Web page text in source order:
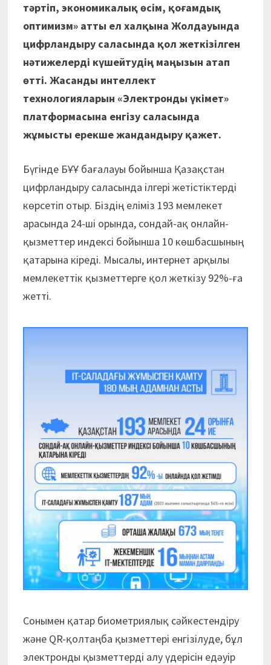
тәртіп, экономикалық өсім, қоғамдық
оптимизм» атты ел халқына Жолдауында
цифрландыру саласында қол жеткізілген
нәтижелерді күшейтудің маңызын атап
өтті. Жасанды интеллект
технологияларын «Электронды үкімет»
платформасына енгізу саласында
жұмысты ерекше жандандыру қажет.
Бүгінде БҰҰ бағалауы бойынша Қазақстан
цифрландыру саласында ілгері жетістіктерді
көрсетіп отыр. Біздің еліміз 193 мемлекет
арасында 24-ші орында, сондай-ақ онлайн-
қызметтер индексі бойынша 10 көшбасшының
қатарына кіреді. Мысалы, интернет арқылы
мемлекеттік қызметтерге қол жеткізу 92%-ға
жетті.
Сонымен қатар биометриялық сәйкестендіру
және QR-қолтаңба қызметтері енгізілуде, бұл
электронды қызметтерді алу үдерісін едәуір